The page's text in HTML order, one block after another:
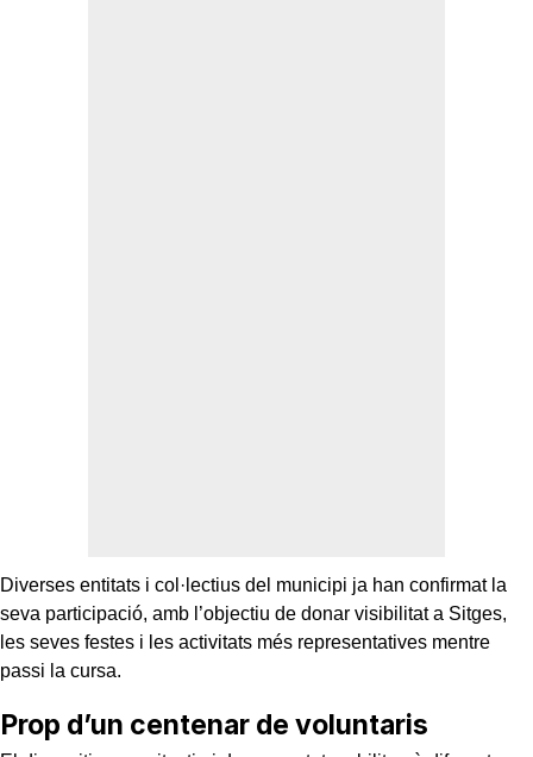
Diverses entitats i col·lectius del municipi ja han confirmat la
seva participació, amb l’objectiu de donar visibilitat a Sitges,
les seves festes i les activitats més representatives mentre
passi la cursa.
Prop d’un centenar de voluntaris